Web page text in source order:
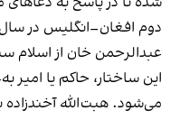
دوم افغان–انگلیس در سال ۱۸۷۹ نجات دهد.
عبدالرحمن خان از اسلام
این ساختار، حاکم یا امیر
می‌شود. هبت‌الله آخندزاده